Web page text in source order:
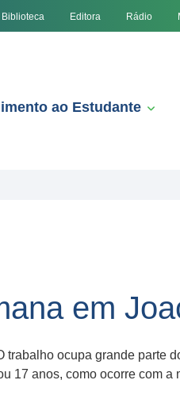
Biblioteca Editora Rádio
ao Estudante
em
ocupa grande parte
17 anos, como ocorre com